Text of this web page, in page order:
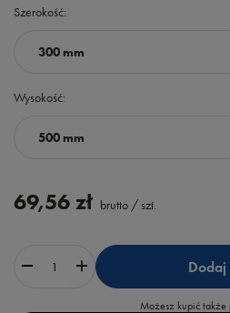
Szerokość
300 mm
Wysokość
500 mm
69,56 zł brutto / szt.
Dodaj
Możesz kupić także